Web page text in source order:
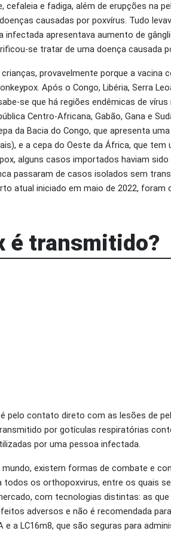
e fadiga, além de erupções na
causadas por poxvírus. Tudo
apresentava aumento de
se tratar de uma doença causada
provavelmente porque a vacina
Após o Congo, Libéria, Serra
se que há regiões endêmicas de
Centro-Africana, Gabão, Gana e
da Bacia do Congo, que apresenta
e a cepa do Oeste da África, que tem
alguns casos importados haviam
passaram de casos isolados sem
atual iniciado em maio de 2022, foram
é transmitido?
pelo contato direto com as lesões de
por gotículas respiratórias
por uma pessoa infectada.
existem formas de combate e
os orthopoxvirus, entre os quais
com tecnologias distintas: as
adversos e não é recomendada
a LC16m8, que são seguras para